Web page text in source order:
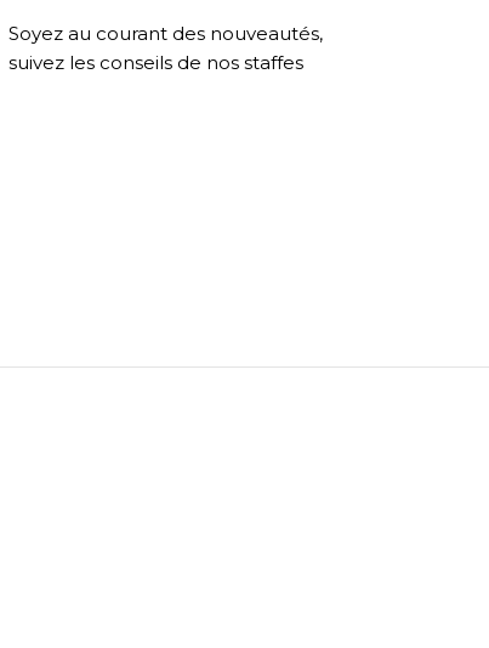
Soyez au courant des nouveautés,
suivez les conseils de nos staffes